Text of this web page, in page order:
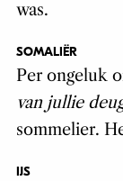
was.
SOMALIËR
Per ongeluk
van jullie
sommelier.
IJS